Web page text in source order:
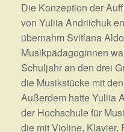
Die Konzeption der
von Yuliia Andriichuk
übernahm Svitlana
Musikpädagoginnen
Schuljahr an den drei
die Musikstücke mit
Außerdem hatte Yuliia
der Hochschule für
die mit Violine, Klavier,